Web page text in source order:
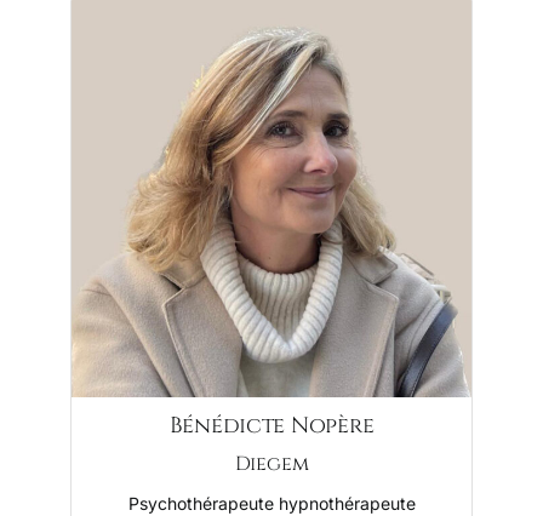
Bénédicte Nopère
Diegem
Psychothérapeute hypnothérapeute